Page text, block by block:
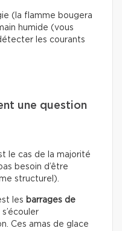
(la flamme bougera
humide (vous
les courants
une question
le cas de la majorité
besoin d’être
structurel).
les barrages de
Ces amas de glace